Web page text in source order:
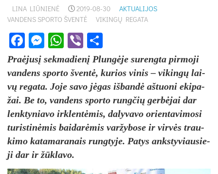
LINA LIŪNIENĖ 2019-08-30
AKTUALIJOS
VANDENS SPORTO ŠVENTĖ
VIKINGŲ REGATA
Facebook
Messenger
WhatsApp
Viber
Praė­ju­sį sek­ma­die­nį Plun­gė­je su­reng­ta pir­mo­ji
van­dens spor­to šven­tė, ku­rios vi­nis – vi­kin­gų lai­
vų re­ga­ta. Jo­je sa­vo jė­gas iš­ban­dė aš­tuo­ni eki­pa­
žai. Be to, van­dens spor­to rung­čių ger­bė­jai dar
lenk­ty­nia­vo irk­len­tė­mis, da­ly­va­vo orien­ta­vi­mo­si
tu­ris­ti­nė­mis bai­da­rė­mis var­žy­bo­se ir vir­vės trau­
ki­mo ka­ta­ma­ra­nais rung­ty­je. Pa­tys anks­ty­viau­sie­
ji dar ir žūk­la­vo.